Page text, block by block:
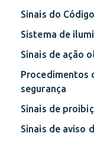
Sinais do
Sistema de
Sinais de ação
Procedimentos
segurança
Sinais de
Sinais de aviso